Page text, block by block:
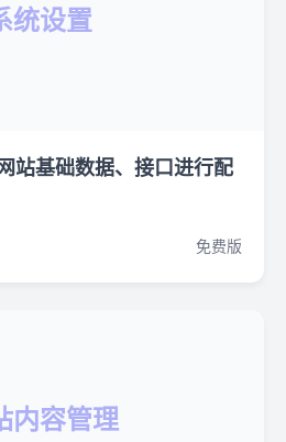
统设置
站基础数据、接口进行配
免费版
内容管理